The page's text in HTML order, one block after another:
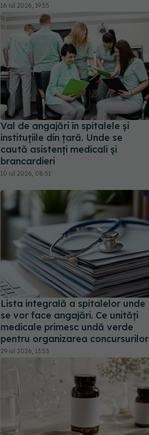
16 iul 2026, 19:55
Val de angajări în spitalele și
instituțiile din țară. Unde se
caută asistenți medicali și
brancardieri
10 iul 2026, 08:51
Lista integrală a spitalelor unde
se vor face angajări. Ce unități
medicale primesc undă verde
pentru organizarea concursurilor
29 iul 2026, 13:53